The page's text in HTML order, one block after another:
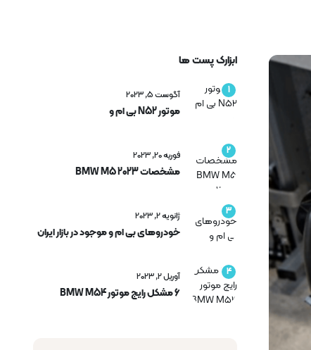
ابزارک پست ها
1 آگوست 5, 2023
موتور N52 بی ام و
2 فوریه 20, 2023
مشخصات BMW M5 2023
3 ژانویه 2, 2023
خودروهای بی ام و موجود در بازار ایران
4 آوریل 2, 2023
6 مشکل رایج موتور BMW M54